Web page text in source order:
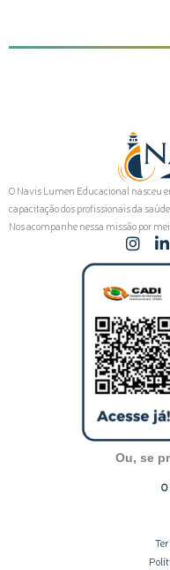
O Navis Lumen Educacional nasceu
capacitação dos profissionais da
Nos acompanhe nessa missão por
I
n
t
a
g
r
a
m
L
i
k
e
d
i
n
-
i
n
Ou, se